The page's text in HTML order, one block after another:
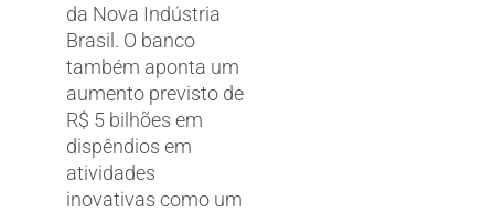
da Nova Indústria
Brasil. O banco
também aponta um
aumento previsto de
R$ 5 bilhões em
dispêndios em
atividades
inovativas como um